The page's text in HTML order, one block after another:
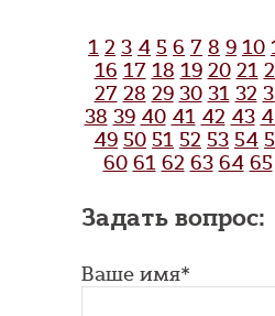
1 2 3 4 5 6 7 8 9 10
16 17 18 19 20 21
27 28 29 30 31 32
38 39 40 41 42 43
49 50 51 52 53 54
60 61 62 63 64 65
Задать вопрос:
Ваше имя*